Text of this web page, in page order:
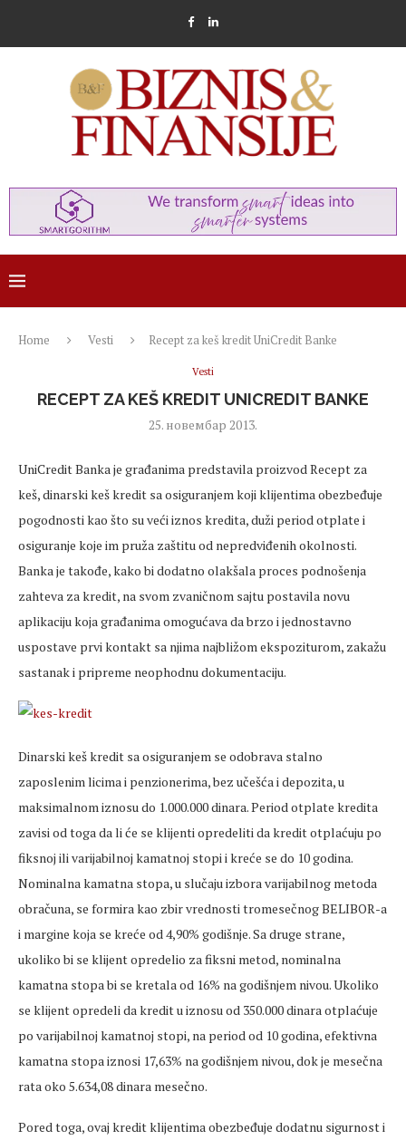
Home Vesti Recept za keš kredit UniCredit Banke
Vesti
RECEPT ZA KEŠ KREDIT UNICREDIT BANKE
25. новембар 2013.
UniCredit Banka je građanima predstavila proizvod Recept za
keš, dinarski keš kredit sa osiguranjem koji klijentima obezbeđuje
pogodnosti kao što su veći iznos kredita, duži period otplate i
osiguranje koje im pruža zaštitu od nepredviđenih okolnosti.
Banka je takođe, kako bi dodatno olakšala proces podnošenja
zahteva za kredit, na svom zvaničnom sajtu postavila novu
aplikaciju koja građanima omogućava da brzo i jednostavno
uspostave prvi kontakt sa njima najbližom ekspoziturom, zakažu
sastanak i pripreme neophodnu dokumentaciju.
Dinarski keš kredit sa osiguranjem se odobrava stalno
zaposlenim licima i penzionerima, bez učešća i depozita, u
maksimalnom iznosu do 1.000.000 dinara. Period otplate kredita
zavisi od toga da li će se klijenti opredeliti da kredit otplaćuju po
fiksnoj ili varijabilnoj kamatnoj stopi i kreće se do 10 godina.
Nominalna kamatna stopa, u slučaju izbora varijabilnog metoda
obračuna, se formira kao zbir vrednosti tromesečnog BELIBOR-a
i margine koja se kreće od 4,90% godišnje. Sa druge strane,
ukoliko bi se klijent opredelio za fiksni metod, nominalna
kamatna stopa bi se kretala od 16% na godišnjem nivou. Ukoliko
se klijent opredeli da kredit u iznosu od 350.000 dinara otplaćuje
po varijabilnoj kamatnoj stopi, na period od 10 godina, efektivna
kamatna stopa iznosi 17,63% na godišnjem nivou, dok je mesečna
rata oko 5.634,08 dinara mesečno.
Pored toga, ovaj kredit klijentima obezbeđuje dodatnu sigurnost i